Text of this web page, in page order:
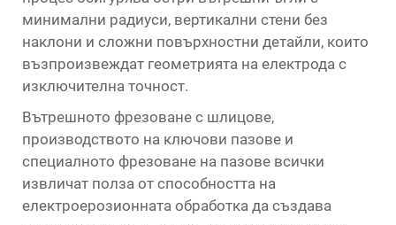
минимални радиуси, вертикални стени без
наклони и сложни повърхностни детайли, които
възпроизвеждат геометрията на електрода с
изключителна точност.
Вътрешното фрезоване с шлицове,
производството на ключови пазове и
специалното фрезоване на пазове всички
извличат полза от способността на
електроерозионната обработка да създава